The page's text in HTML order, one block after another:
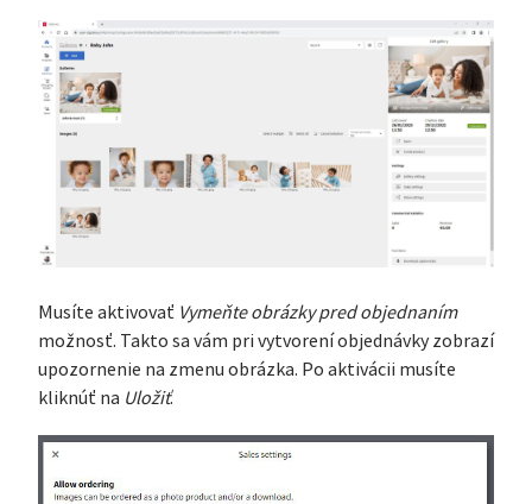
Musíte aktivovať Vymeňte obrázky pred objednaním
možnosť. Takto sa vám pri vytvorení objednávky zobrazí
upozornenie na zmenu obrázka. Po aktivácii musíte
kliknúť na Uložiť.